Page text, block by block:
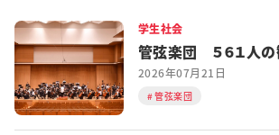
学生社会
管弦楽団 ５６１人
2026年07月21日
管弦楽団